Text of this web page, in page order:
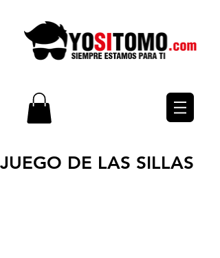
JUEGO DE LAS SILLAS